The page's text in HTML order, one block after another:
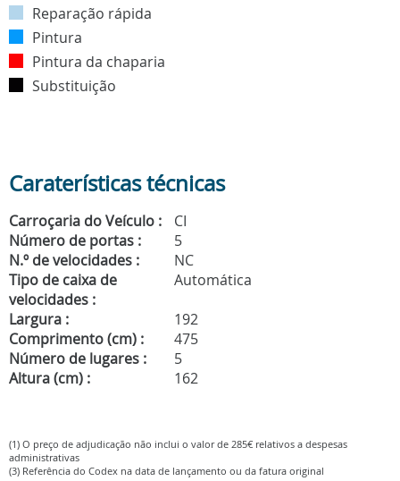
Reparação rápida
Pintura
Pintura da chaparia
Substituição
Caraterísticas técnicas
Carroçaria do Veículo :
CI
Número de portas :
5
N.º de velocidades :
NC
Tipo de caixa de
velocidades :
Automática
Largura :
192
Comprimento (cm) :
475
Número de lugares :
5
Altura (cm) :
162
(1) O preço de adjudicação não inclui o valor de 285€ relativos a despesas
administrativas
(3) Referência do Codex na data de lançamento ou da fatura original